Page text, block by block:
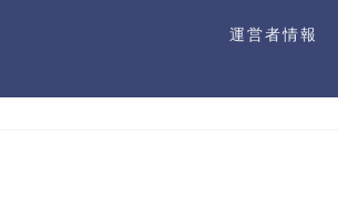
運営者情報